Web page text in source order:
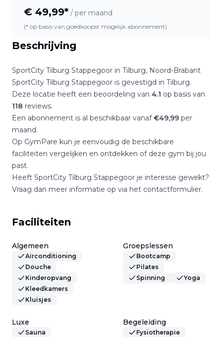
Beschrijving
SportCity Tilburg Stappegoor in Tilburg, Noord-Brabant
SportCity Tilburg Stappegoor is gevestigd in Tilburg.
Deze locatie heeft een beoordeling van 4.1 op basis van
118 reviews.
Een abonnement is al beschikbaar vanaf€49,99 per
maand.
Op GymPare kun je eenvoudig de beschikbare
faciliteiten vergelijken en ontdekken of deze gym bij jou
past.
Heeft SportCity Tilburg Stappegoor je interesse gewekt?
Vraag dan meer informatie op via het contactformulier.
Faciliteiten
Algemeen
Airconditioning
Douche
Kinderopvang
Kleedkamers
Kluisjes
Groepslessen
Bootcamp
Pilates
Spinning
Yoga
Luxe
Sauna
Begeleiding
Fysiotherapie
€ 49,99* / per maand
(* op basis van goedkoopst mogelijk abonnement)